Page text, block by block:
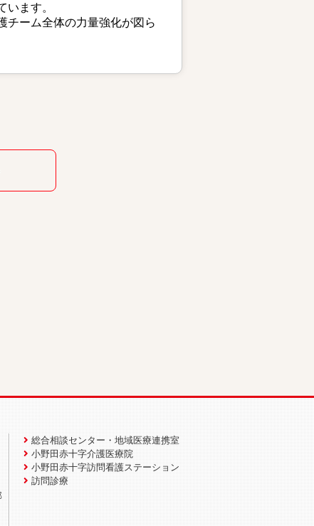
ます。
チーム全体の力量強化が図ら
総合相談センター・地域医療連携室
小野田赤十字介護医療院
小野田赤十字訪問看護ステーション
訪問診療